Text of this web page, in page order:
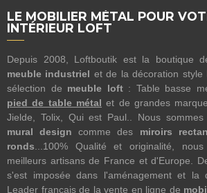
LE MOBILIER MÉTAL POUR
INTÉRIEUR LOFT
Depuis 2008, Loftboutik est la boutique
meuble industriel et de la décoration style
sélection de meuble loft: Table basse
pied de table métal et de grandes
Jielde, Tolix, Qui est Paul.. Nous sommes
mural design comme des miroirs
ronds...100% Qualité et originalité,
meilleurs artisans de France et d'Europe.
s'est imposée dans l'aménagement et la
Leader français de la vente en ligne de